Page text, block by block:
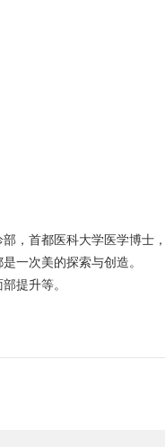
部，首都医科大学医学博
一次美的探索与创造。
提升等。